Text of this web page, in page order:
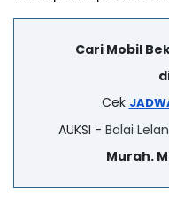
Cari Mobil
Cek
AUKSI - Balai
Murah.